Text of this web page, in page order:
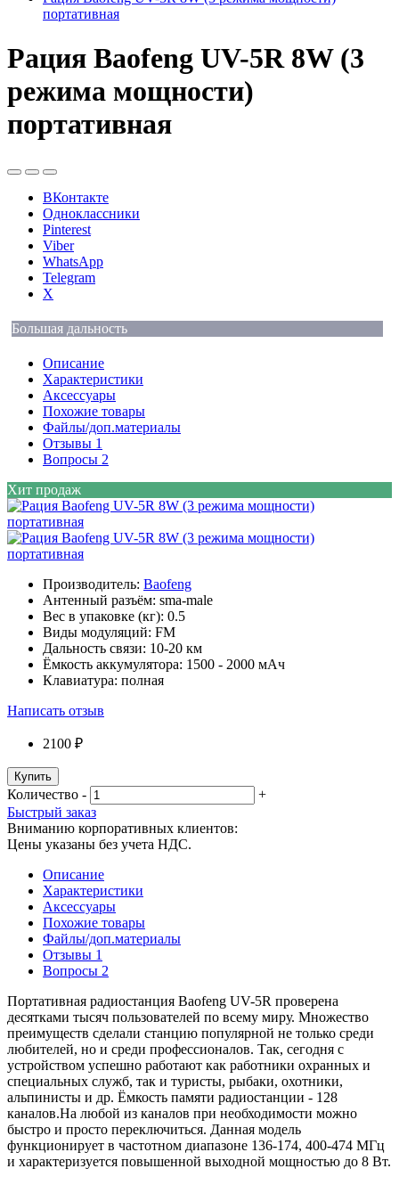
портативная
Рация Baofeng UV-5R 8W (3
режима мощности)
портативная
ВКонтакте
Одноклассники
Pinterest
Viber
WhatsApp
Telegram
X
Большая дальность
Описание
Характеристики
Аксессуары
Похожие товары
Файлы/доп.материалы
Отзывы 1
Вопросы 2
Хит продаж
Производитель: Baofeng
Антенный разъём: sma-male
Вес в упаковке (кг): 0.5
Виды модуляций: FM
Дальность связи: 10-20 км
Ёмкость аккумулятора: 1500 - 2000 мАч
Клавиатура: полная
Написать отзыв
2100 ₽
Купить
Количество -
+
Быстрый заказ
Вниманию корпоративных клиентов:
Цены указаны без учета НДС.
Описание
Характеристики
Аксессуары
Похожие товары
Файлы/доп.материалы
Отзывы 1
Вопросы 2
Портативная радиостанция Baofeng UV-5R проверена
десятками тысяч пользователей по всему миру. Множество
преимуществ сделали станцию популярной не только среди
любителей, но и среди профессионалов. Так, сегодня с
устройством успешно работают как работники охранных и
специальных служб, так и туристы, рыбаки, охотники,
альпинисты и др. Ёмкость памяти радиостанции - 128
каналов.На любой из каналов при необходимости можно
быстро и просто переключиться. Данная модель
функционирует в частотном диапазоне 136-174, 400-474 МГц
и характеризуется повышенной выходной мощностью до 8 Вт.